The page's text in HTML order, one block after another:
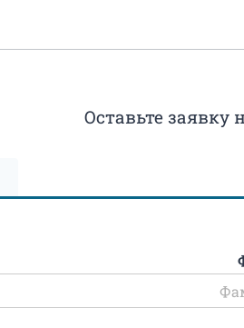
Оставьте